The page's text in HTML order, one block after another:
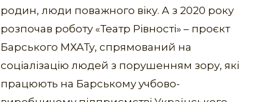
родин, люди поважного віку. А з 2020 року
розпочав роботу «Театр Рівності» – проєкт
Барського МХАТу, спрямований на
соціалізацію людей з порушенням зору, які
працюють на Барському учбово-